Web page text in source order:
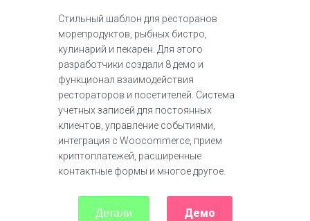
Стильный шаблон для ресторанов
морепродуктов, рыбных бистро,
кулинарий и пекарен. Для этого
разработчики создали 8 демо и
функционал взаимодействия
рестораторов и посетителей. Система
учетных записей для постоянных
клиентов, управление событиями,
интеграция с Woocommerce, прием
криптоплатежей, расширенные
контактные формы и многое другое.
Детали Демо